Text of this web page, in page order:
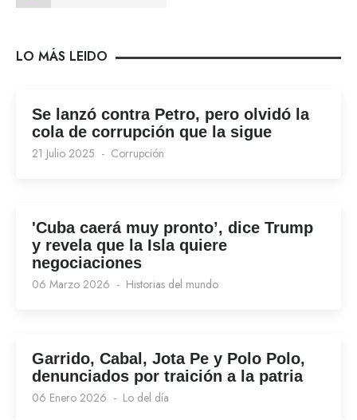
LO MÁS LEIDO
Se lanzó contra Petro, pero olvidó la
cola de corrupción que la sigue
21 Julio 2025 Corrupción
'Cuba caerá muy pronto’, dice Trump
y revela que la Isla quiere
negociaciones
06 Marzo 2026 Historias del mundo
Garrido, Cabal, Jota Pe y Polo Polo,
denunciados por traición a la patria
06 Enero 2026 Lo del día